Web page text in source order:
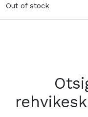
Out of stock